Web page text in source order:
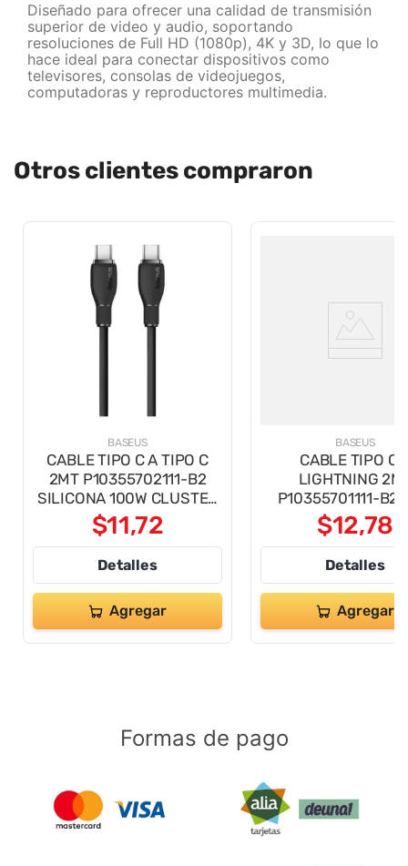
Diseñado para ofrecer una calidad de transmisión
superior de video y audio, soportando
resoluciones de Full HD (1080p), 4K y 3D, lo que lo
hace ideal para conectar dispositivos como
televisores, consolas de videojuegos,
computadoras y reproductores multimedia.
Otros clientes compraron
BASEUS
CABLE TIPO C A TIPO C
2MT P10355702111-B2
SILICONA 100W CLUSTER
NEGRO
$11,72
Detalles
Agregar
BASEUS
CABLE TIPO C
LIGHTNING
P10355701111-B2
CARGA RAPIDA
$12,78
Detalles
Agregar
Formas de pago